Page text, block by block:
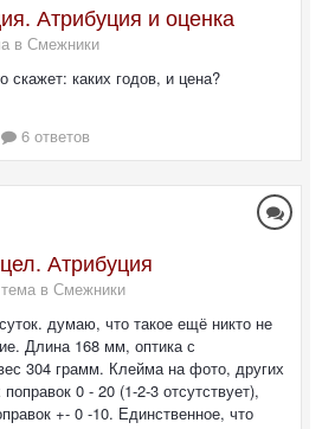
Атрибуция и оценка
в Смежники
скажет: каких годов, и цена?
6 ответов
Атрибуция
в Смежники
думаю, что такое ещё никто не
Длина 168 мм, оптика с
304 грамм. Клейма на фото, других
0 - 20 (1-2-3 отсутствует),
+- 0 -10. Единственное, что